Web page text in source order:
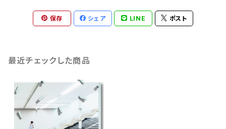
保存 シェア LINE ポスト
最近チェックした商品